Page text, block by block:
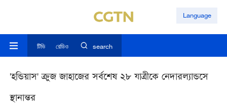
Language
টিভি রেডিও search
'হন্ডিয়াস' ক্রুজ জাহাজের সর্বশেষ ২৮ যাত্রীকে নেদারল্যান্ডসে
স্থানান্তর